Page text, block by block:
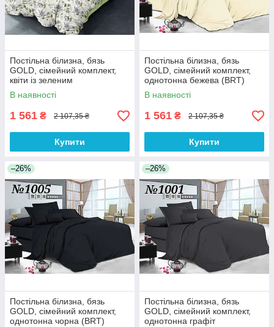
Постільна білизна, бязь
GOLD, сімейний комплект,
квіти із зеленим
компаньйоном(BRT)
В наявності
1 561 ₴ 2 107,35 ₴
Купити
Постільна білизна, бязь
GOLD, сімейний комплект,
однотонна бежева (BRT)
В наявності
1 561 ₴ 2 107,35 ₴
Купити
–26%
Постільна білизна, бязь
GOLD, сімейний комплект,
однотонна чорна (BRT)
–26%
Постільна білизна, бязь
GOLD, сімейний комплект,
однотонна графіт